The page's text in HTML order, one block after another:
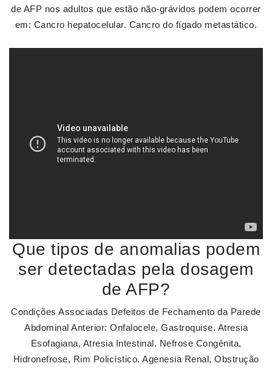
de AFP nos adultos que estão não-grávidos podem ocorrer
em: Cancro hepatocelular. Cancro do fígado metastático.
Que tipos de anomalias podem
ser detectadas pela dosagem
de AFP?
Condições Associadas Defeitos de Fechamento da Parede
Abdominal Anterior: Onfalocele, Gastroquise. Atresia
Esofagiana, Atresia Intestinal. Nefrose Congênita,
Hidronefrose, Rim Policístico. Agenesia Renal, Obstrução